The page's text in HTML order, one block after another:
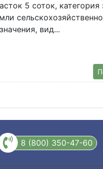
5 соток,
вид...
8 (800) 350-47-60